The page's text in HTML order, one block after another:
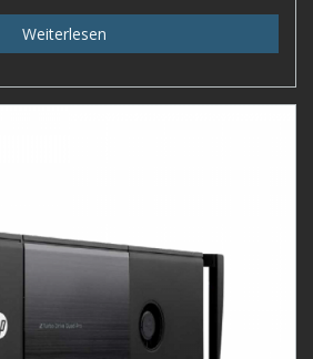
Weiterlesen